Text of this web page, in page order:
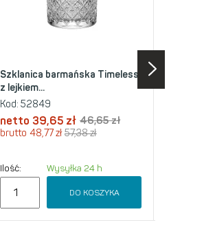
Szklanica barmańska Timeless
z lejkiem...
Kod: 52849
netto 39,65 zł 46,65 zł
brutto 48,77 zł57,38 zł
Ilość: Wysyłka 24 h
DO KOSZYKA